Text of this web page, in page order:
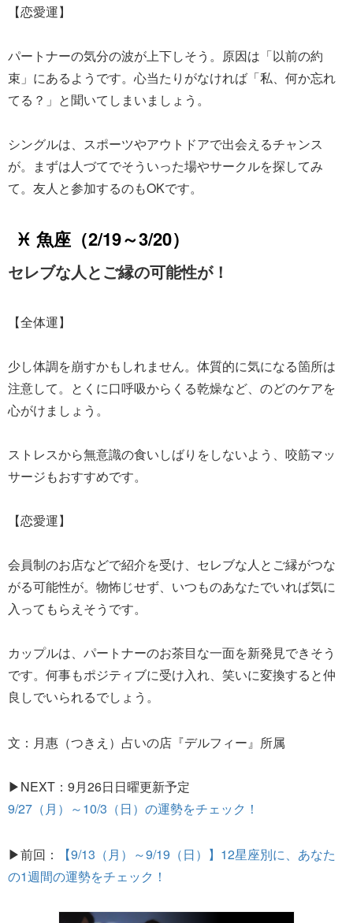
【恋愛運】
パートナーの気分の波が上下しそう。原因は「以前の約
束」にあるようです。心当たりがなければ「私、何か忘れ
てる？」と聞いてしまいましょう。
シングルは、スポーツやアウトドアで出会えるチャンス
が。まずは人づてでそういった場やサークルを探してみ
て。友人と参加するのもOKです。
♓ 魚座（2/19～3/20）
セレブな人とご縁の可能性が！
【全体運】
少し体調を崩すかもしれません。体質的に気になる箇所は
注意して。とくに口呼吸からくる乾燥など、のどのケアを
心がけましょう。
ストレスから無意識の食いしばりをしないよう、咬筋マッ
サージもおすすめです。
【恋愛運】
会員制のお店などで紹介を受け、セレブな人とご縁がつな
がる可能性が。物怖じせず、いつものあなたでいれば気に
入ってもらえそうです。
カップルは、パートナーのお茶目な一面を新発見できそう
です。何事もポジティブに受け入れ、笑いに変換すると仲
良しでいられるでしょう。
文：月惠（つきえ）占いの店『デルフィー』所属
▶NEXT：9月26日日曜更新予定
9/27（月）～10/3（日）の運勢をチェック！
▶前回：
【9/13（月）～9/19（日）】12星座別に、あなた
の1週間の運勢をチェック！